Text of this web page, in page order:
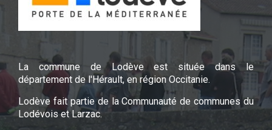
La commune de Lodève est située dans le
département de l'Hérault, en région Occitanie.
Lodève fait partie de la Communauté de communes du
Lodévois et Larzac.